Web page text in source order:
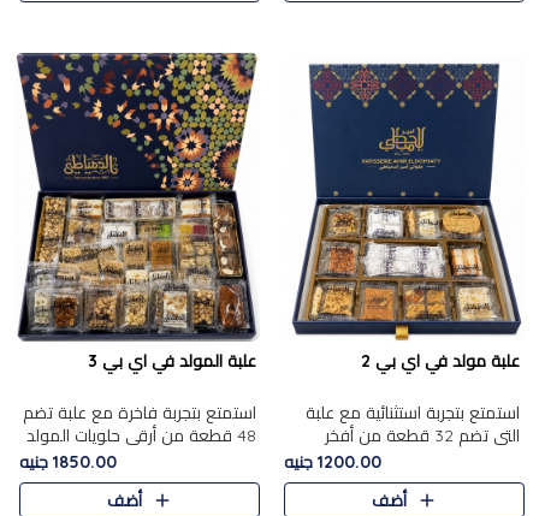
علبة مولد في اي بي 2
استمتع بتجربة استثنائية مع علبة
التي تضم 32 قطعة من أفخر
حلويات المولد الشرقية، في تشكيلة
تجمع بين الأصالة والاختيارات
الفاخرة. تحتوي العلبة..
1200.00 جنيه
أضف
علبة المولد في اي بي 3
استمتع بتجربة فاخرة مع علبة تضم
48 قطعة من أرقى حلويات المولد
الشرقية، في تشكيلة تجمع بين
الأصناف التقليدية الفاخرة والاختيارات
1850.00 جنيه
أضف